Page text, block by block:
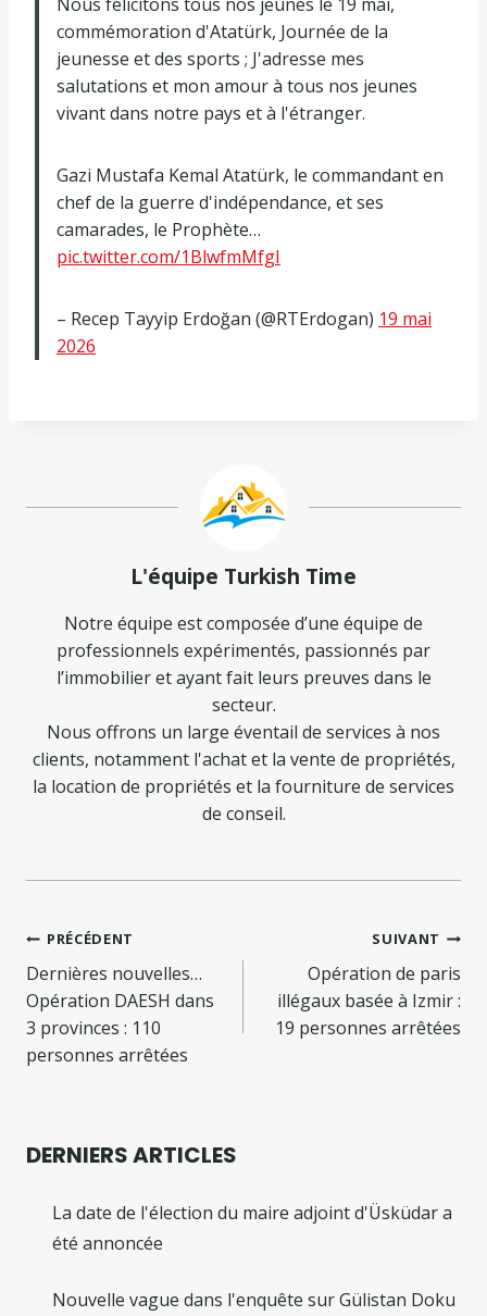
commémoration d'Atatürk, Journée de la
jeunesse et des sports ; J'adresse mes
salutations et mon amour à tous nos jeunes
vivant dans notre pays et à l'étranger.
Gazi Mustafa Kemal Atatürk, le commandant en
chef de la guerre d'indépendance, et ses
camarades, le Prophète…
pic.twitter.com/1BlwfmMfgI
– Recep Tayyip Erdoğan (@RTErdogan) 19 mai
2026
L'équipe Turkish Time
Notre équipe est composée d’une équipe de
professionnels expérimentés, passionnés par
l’immobilier et ayant fait leurs preuves dans le
secteur.
Nous offrons un large éventail de services à nos
clients, notamment l'achat et la vente de propriétés,
la location de propriétés et la fourniture de services
de conseil.
Navigation
de
l’article
PRÉCÉDENT
Dernières nouvelles…
Opération DAESH dans
3 provinces : 110
personnes arrêtées
SUIVANT
Opération de paris
illégaux basée à Izmir :
19 personnes arrêtées
DERNIERS ARTICLES
La date de l'élection du maire adjoint d'Üsküdar a
été annoncée
Nouvelle vague dans l'enquête sur Gülistan Doku